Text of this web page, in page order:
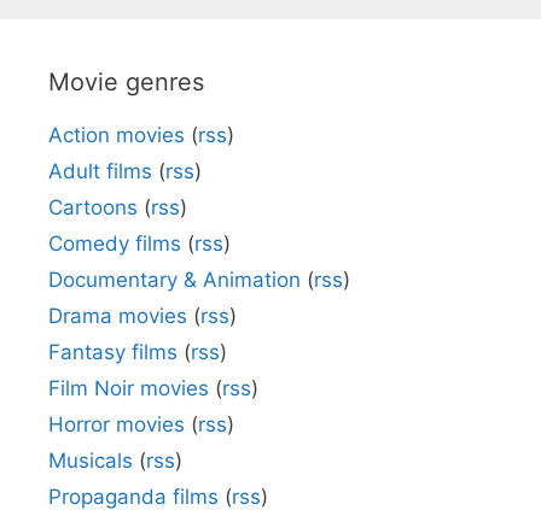
Movie genres
Action movies (rss)
Adult films (rss)
Cartoons (rss)
Comedy films (rss)
Documentary & Animation (rss)
Drama movies (rss)
Fantasy films (rss)
Film Noir movies (rss)
Horror movies (rss)
Musicals (rss)
Propaganda films (rss)